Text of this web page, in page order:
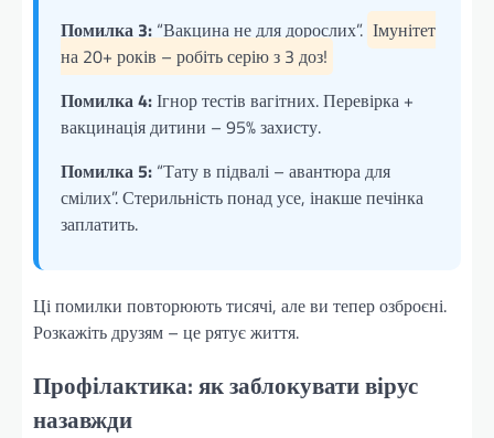
Помилка 3: “Вакцина не для дорослих”. Імунітет
на 20+ років – робіть серію з 3 доз!
Помилка 4:Ігнор тестів вагітних. Перевірка +
вакцинація дитини – 95% захисту.
Помилка 5: “Тату в підвалі – авантюра для
смілих”. Стерильність понад усе, інакше печінка
заплатить.
Ці помилки повторюють тисячі, але ви тепер озброєні.
Розкажіть друзям – це рятує життя.
Профілактика: як заблокувати вірус
назавжди